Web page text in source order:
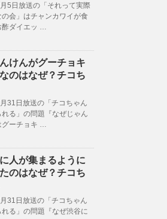
5日放送の「それって実際
の会」はチャンカワイが食
ダイエッ …
けんがグーチョキ
のはなぜ？チコち
31日放送の「チコちゃん
れる」の問題『なぜじゃん
グーチョキ …
人が集まるように
のはなぜ？チコち
31日放送の「チコちゃん
れる」の問題『なぜ渋谷に